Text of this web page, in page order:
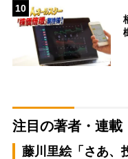
10
注目の著者・連載
藤川里絵「さあ、